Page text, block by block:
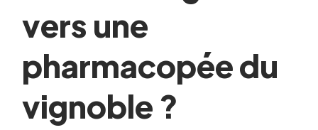
vers une
pharmacopée du
vignoble ?